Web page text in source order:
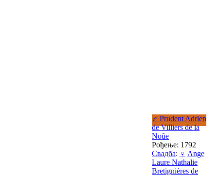
♂ Prudent Adrien
de Villiers de la
Noûe
Рођење: 1792
Свадба: ♀ Ange
Laure Nathalie
Bretignières de